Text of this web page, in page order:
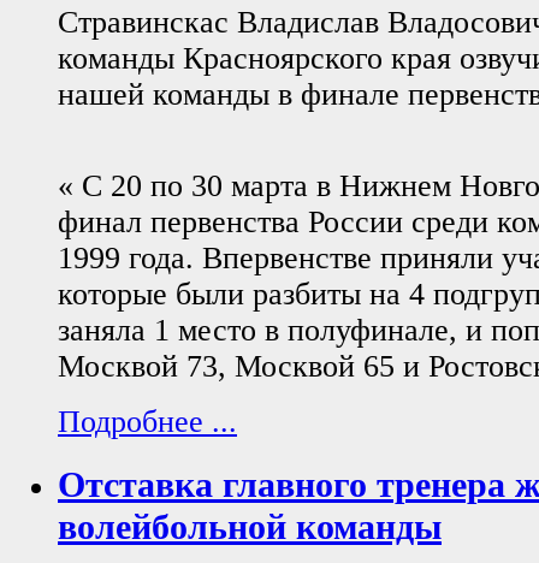
Стравинскас Владислав
команды Красноярского края
нашей команды в финале
« С 20 по 30 марта в Нижнем
финал первенства России среди
1999 года. Впервенстве приняли
которые были разбиты на 4
заняла 1 место в полуфинале, и
Москвой 73, Москвой 65 и
Подробнее ...
Отставка главного тренера
волейбольной команды